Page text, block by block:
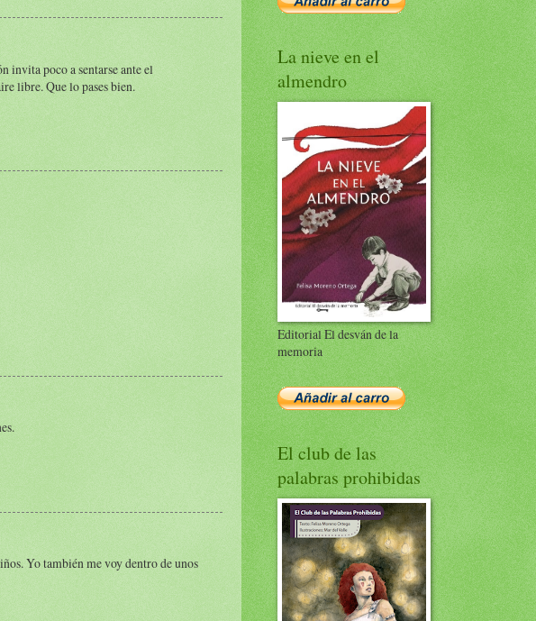
invita poco a sentarse ante el
libre. Que lo pases bien.
Yo también me voy dentro de unos
La nieve en el
almendro
Editorial El desván de la
memoria
El club de las
palabras prohibidas